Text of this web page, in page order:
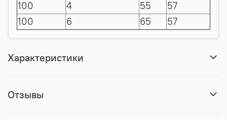
100
4 55
57
100
6 65 57
Характеристики
Отзывы